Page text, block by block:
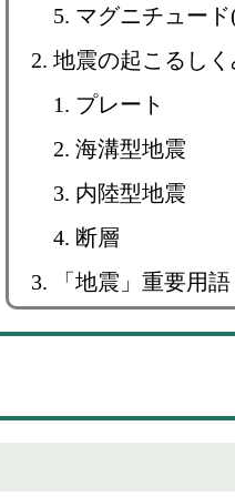
マグニチュー
地震の起こるしく
プレート
海溝型地震
内陸型地震
断層
「地震」重要用語